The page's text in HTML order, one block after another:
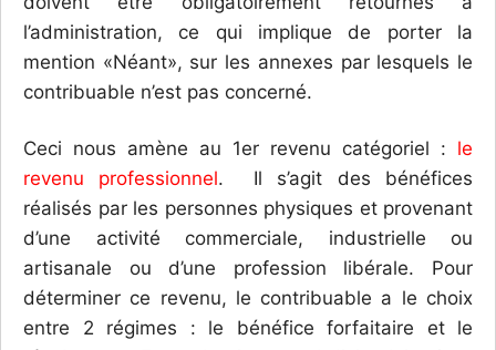
l’administration, ce qui implique de porter la
mention «Néant», sur les annexes par lesquels le
contribuable n’est pas concerné.
Ceci nous amène au 1er revenu catégoriel : le
revenu professionnel. Il s’agit des bénéfices
réalisés par les personnes physiques et provenant
d’une activité commerciale, industrielle ou
artisanale ou d’une profession libérale. Pour
déterminer ce revenu, le contribuable a le choix
entre 2 régimes : le bénéfice forfaitaire et le